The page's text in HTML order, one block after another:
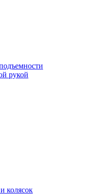
рукой
колясок